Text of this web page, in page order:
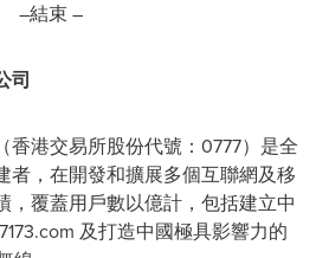
–結束 –
司
香港交易所股份代號：0777）是全
者，在開發和擴展多個互聯網及移
，覆蓋用戶數以億計，包括建立中
及打造中國極具影響力的